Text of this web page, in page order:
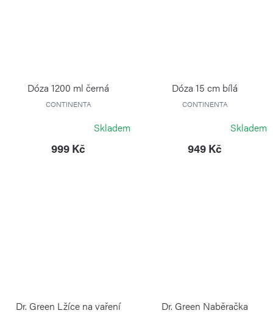
Dóza 1200 ml černá
CONTINENTA
Skladem
999 Kč
Dóza 15 cm bílá
CONTINENTA
Skladem
949 Kč
Dr. Green Lžíce na vaření Dr. Green Naběračka